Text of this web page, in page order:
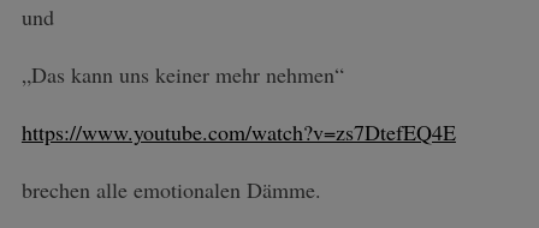
und
„Das kann uns keiner mehr nehmen“
https://www.youtube.com/watch?v=zs7DtefEQ4E
brechen alle emotionalen Dämme.